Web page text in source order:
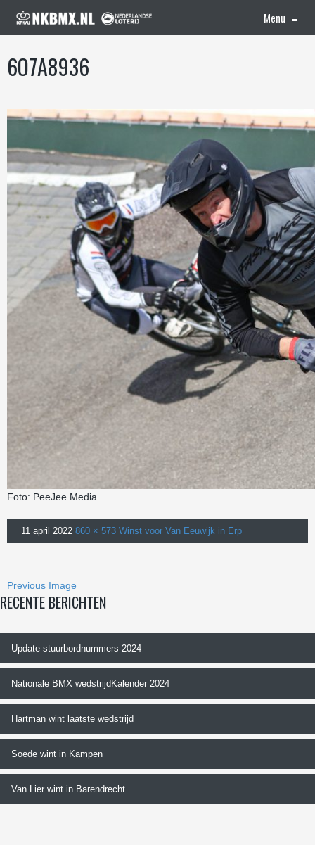
Menu ≡
6O7A8936
Foto: PeeJee Media
11 april 2022 860 × 573 Winst voor Van Eeuwijk in Erp
Previous Image
RECENTE BERICHTEN
Update stuurbordnummers 2024
Nationale BMX wedstrijdKalender 2024
Hartman wint laatste wedstrijd
Soede wint in Kampen
Van Lier wint in Barendrecht